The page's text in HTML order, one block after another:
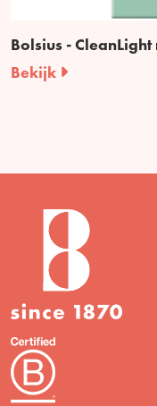
Bolsius -
Bekijk